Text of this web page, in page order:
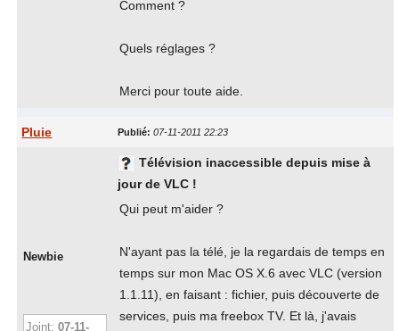
Comment ?
Quels réglages ?
Merci pour toute aide.
Pluie Publié: 07-11-2011 22:23
Newbie
Joint: 07-11-
Télévision inaccessible depuis mise à
jour de VLC !
Qui peut m'aider ?
N'ayant pas la télé, je la regardais de temps en
temps sur mon Mac OS X.6 avec VLC (version
1.1.11), en faisant : fichier, puis découverte de
services, puis ma freebox TV. Et là, j'avais